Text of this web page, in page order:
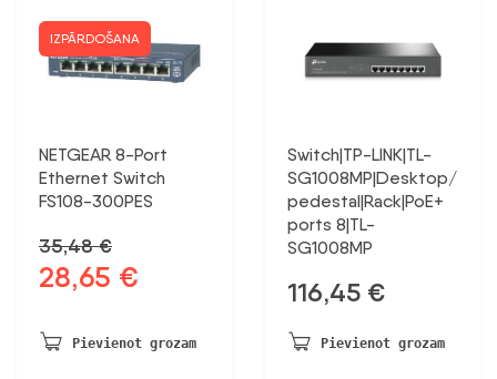
IZPĀRDOŠANA
NETGEAR 8-Port
Ethernet Switch
FS108-300PES
35,48€
Sākotnējā
bija:
35,48 €.
28,65 €
28,65 €.
Pievienot grozam
Switch|TP-LINK|TL-
SG1008MP|Desktop/
pedestal|Rack|PoE+
ports 8|TL-
SG1008MP
116,45 €
Pievienot grozam